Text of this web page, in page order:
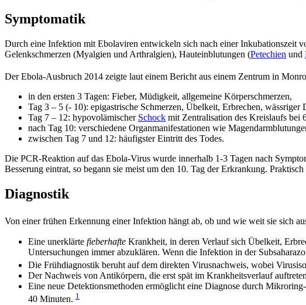
Symptomatik
Durch eine Infektion mit Ebolaviren entwickeln sich nach einer Inkubationszeit
Gelenkschmerzen (Myalgien und Arthralgien), Hauteinblutungen (Petechien und
Der Ebola-Ausbruch 2014 zeigte laut einem Bericht aus einem Zentrum in
in den ersten 3 Tagen: Fieber, Müdigkeit, allgemeine Körperschmerzen,
Tag 3 – 5 (- 10): epigastrische Schmerzen, Übelkeit, Erbrechen, wässriger
Tag 7 – 12: hypovolämischer Schock mit Zentralisation des Kreislaufs bei
nach Tag 10: verschiedene Organmanifestationen wie
zwischen Tag 7 und 12: häufigster Eintritt des Todes.
Die PCR-Reaktion auf das Ebola-Virus wurde innerhalb 1-3 Tagen nach
Besserung eintrat, so begann sie meist um den 10. Tag der Erkrankung.
Diagnostik
Von einer frühen Erkennung einer Infektion hängt ab, ob und wie weit sie sich
Eine unerklärte fieberhafte Krankheit, in deren Verlauf sich Übelkeit,
Untersuchungen immer abzuklären. Wenn die Infektion in der
Die Frühdiagnostik beruht auf dem direkten Virusnachweis, wobei
Der Nachweis von Antikörpern, die erst spät im Krankheitsverlauf
Eine neue Detektionsmethoden ermöglicht eine Diagnose durch
40 Minuten. 1